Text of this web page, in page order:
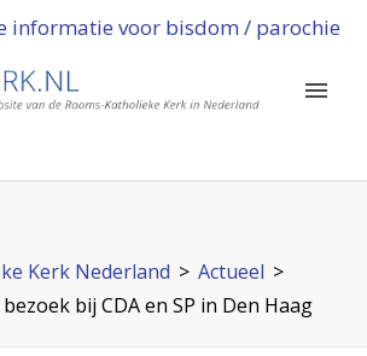
informatie voor bisdom / parochie
Kerk Nederland > Actueel >
bij CDA en SP in Den Haag